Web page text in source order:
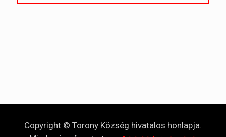
Copyright © Torony Község hivatalos honlapja.